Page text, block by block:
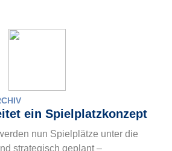
ein Spielplatzkonzept
nun Spielplätze unter die
strategisch geplant –